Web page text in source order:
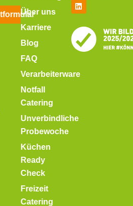
Über uns
Karriere
Blog
FAQ
Verarbeiterware
Notfall
Catering
Unverbindliche
Probewoche
Küchen
Ready
Check
Freizeit
Catering